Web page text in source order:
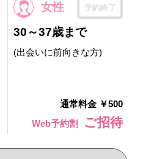
女性 予約終了
30～37歳まで
(出会いに前向きな方)
通常料金 ￥500
Web予約割
ご招待